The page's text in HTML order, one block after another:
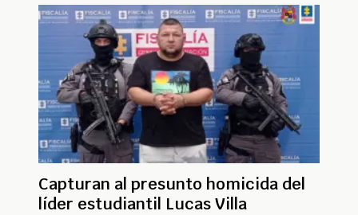
Capturan al presunto homicida del
líder estudiantil Lucas Villa